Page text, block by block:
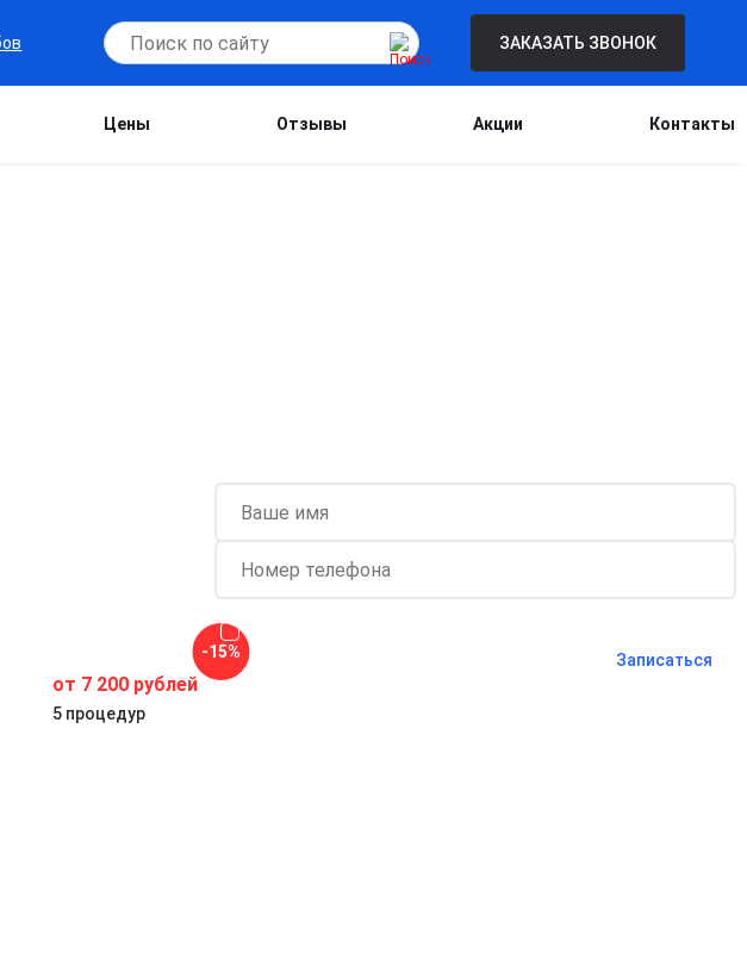
ЗАКАЗАТЬ ЗВОНОК
Цены Отзывы Акции Контакты
от 7 200 рублей
5 процедур
-15% Записаться